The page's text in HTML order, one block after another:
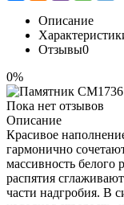
Описание
Отзывы0
0%
Пока нет отзывов
Описание
Красивое
гармонично
массивность белого
распятия
части надгробия. В